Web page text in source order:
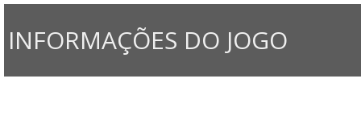
INFORMAÇÕES DO JOGO